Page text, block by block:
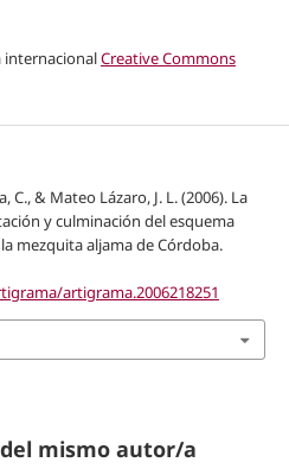
internacionalCreative Commons
C., & Mateo Lázaro, J. L. (2006). La
y culminación del esquema
mezquita aljama de Córdoba.
artigrama.2006218251
mismo autor/a